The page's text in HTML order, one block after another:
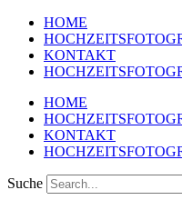
HOME
KONTAKT
HOME
KONTAKT
Suche